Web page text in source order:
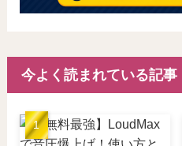
今よく読まれている記事